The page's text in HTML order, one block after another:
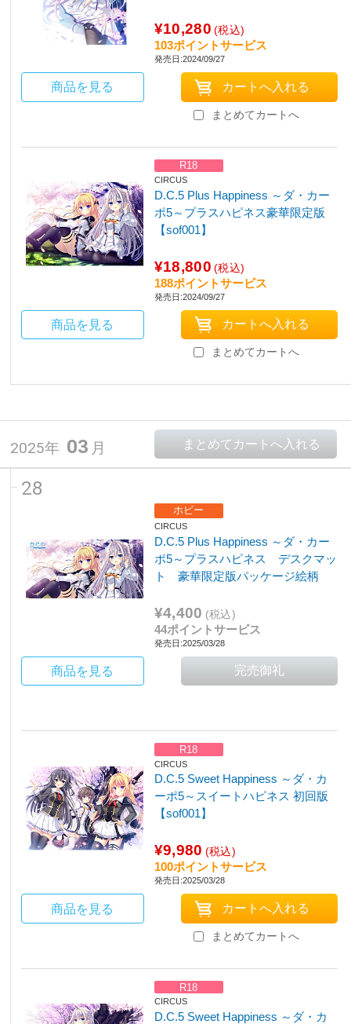
¥10,280 (税込)
103ポイントサービス
発売日:2024/09/27
商品を見る
まとめてカートへ
R18
CIRCUS
D.C.5 Plus Happiness ～ダ・カー
ポ5～プラスハピネス豪華限定版
【sof001】
¥18,800 (税込)
188ポイントサービス
発売日:2024/09/27
商品を見る
まとめてカートへ
2025年 03 月
28
ホビー
CIRCUS
D.C.5 Plus Happiness ～ダ・カー
ポ5～プラスハピネス デスクマッ
ト 豪華限定版パッケージ絵柄
¥4,400 (税込)
44ポイントサービス
発売日:2025/03/28
商品を見る
R18
CIRCUS
D.C.5 Sweet Happiness ～ダ・カ
ーポ5～スイートハピネス 初回版
【sof001】
¥9,980 (税込)
100ポイントサービス
発売日:2025/03/28
商品を見る
まとめてカートへ
R18
CIRCUS
D.C.5 Sweet Happiness ～ダ・カ